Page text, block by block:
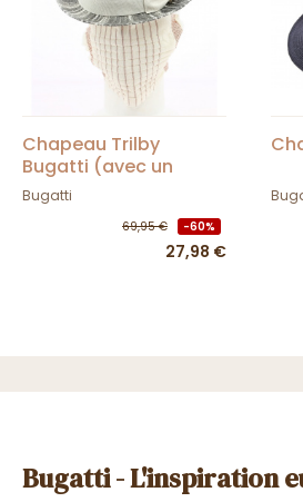
Chapeau Trilby
Bugatti (avec un
masque de Charlieu
OFFERT)
Bugatti
69,95 € -60%
27,98 €
Bugatti - L'inspiration